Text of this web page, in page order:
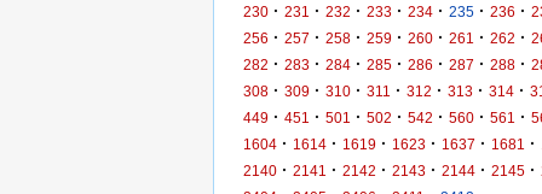
230 · 231 · 232 · 233 · 234 · 235 · 236 ·
256 · 257 · 258 · 259 · 260 · 261 · 262 ·
282 · 283 · 284 · 285 · 286 · 287 · 288 ·
308 · 309 · 310 · 311 · 312 · 313 · 314 ·
449 · 451 · 501 · 502 · 542 · 560 · 561 ·
1604 · 1614 · 1619 · 1623 · 1637 · 1681 ·
2140 · 2141 · 2142 · 2143 · 2144 · 2145 ·